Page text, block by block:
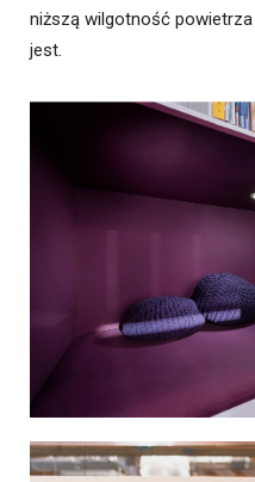
niższą wilgotność
jest.